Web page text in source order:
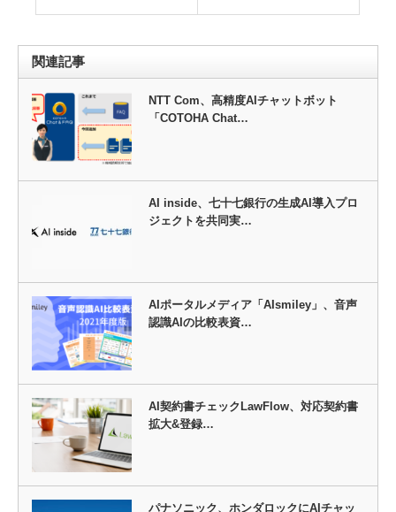
関連記事
NTT Com、高精度AIチャットボット
「COTOHA Chat…
AI inside、七十七銀行の生成AI導入プロ
ジェクトを共同実…
AIポータルメディア「AIsmiley」、音声
認識AIの比較表資…
AI契約書チェックLawFlow、対応契約書
拡大&登録…
パナソニック、ホンダロックにAIチャッ